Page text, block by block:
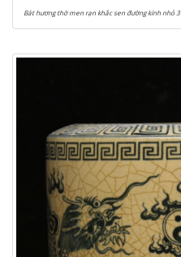
Bát hương thờ men rạn khắc sen đường kính nhỏ 3